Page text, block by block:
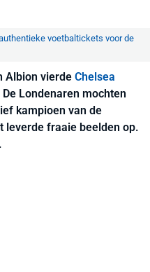
voetbaltickets voor de
Albion vierde Chelsea
Londenaren mochten
kampioen van de
leverde fraaie beelden op.